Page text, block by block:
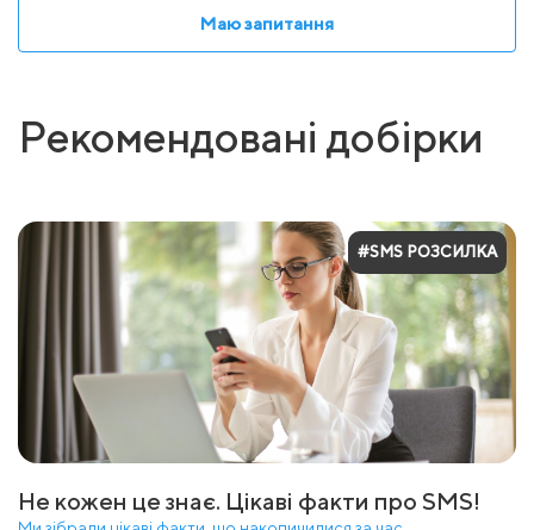
Маю запитання
Рекомендовані добірки
#SMS РОЗСИЛКА
Не кожен це знає. Цікаві факти про SMS!